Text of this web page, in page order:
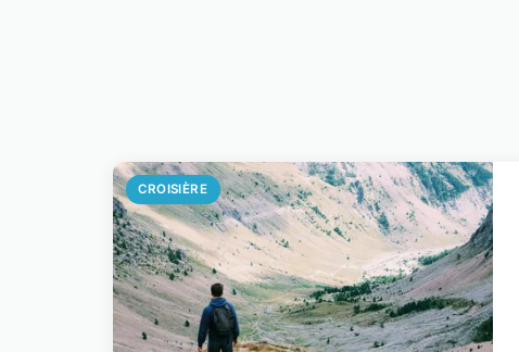
CROISIÈRE